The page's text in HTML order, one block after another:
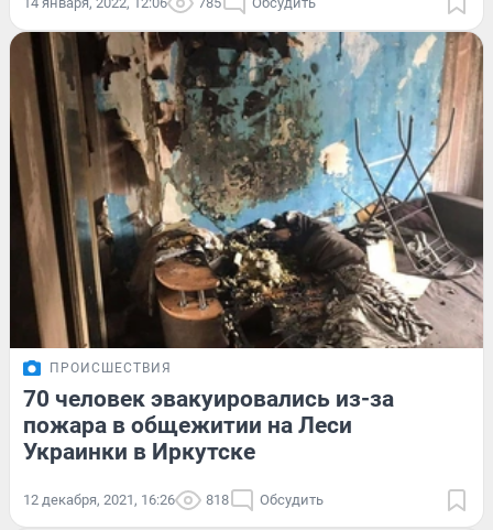
ПРОИСШЕСТВИЯ
70 человек эвакуировались из-за
пожара в общежитии на Леси
Украинки в Иркутске
12 декабря, 2021, 16:26 818 Обсудить